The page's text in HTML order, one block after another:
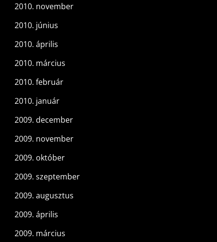
2010. november
2010. június
2010. április
2010. március
2010. február
2010. január
2009. december
2009. november
2009. október
2009. szeptember
2009. augusztus
2009. április
2009. március